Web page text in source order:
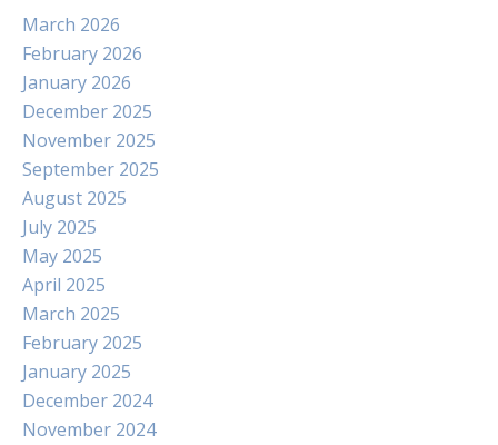
March 2026
February 2026
January 2026
December 2025
November 2025
September 2025
August 2025
July 2025
May 2025
April 2025
March 2025
February 2025
January 2025
December 2024
November 2024